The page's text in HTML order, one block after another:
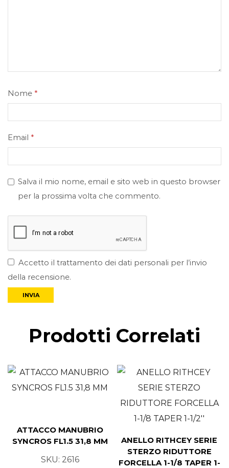
Nome *
Email *
Salva il mio nome, email e sito web in questo browser
per la prossima volta che commento.
Accetto il trattamento dei dati personali per l’invio
della recensione.
Prodotti Correlati
ATTACCO MANUBRIO
SYNCROS FL1.5 31,8 MM
SKU: 2616
ANELLO RITHCEY SERIE
STERZO RIDUTTORE
FORCELLA 1-1/8 TAPER 1-